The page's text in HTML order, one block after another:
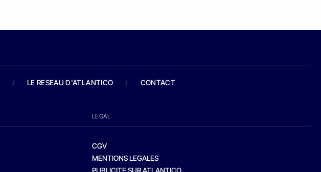
/ LE RESEAU D'ATLANTICO / CONTACT
LEGAL
CGV
MENTIONS LEGALES
PUBLICITE SUR ATLANTICO